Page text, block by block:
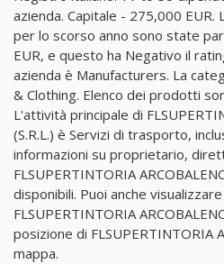
azienda. Capitale - 275,000 EUR.
per lo scorso anno sono state
EUR, e questo ha Negativo il
azienda è Manufacturers. La
& Clothing. Elenco dei prodotti
L'attività principale di
(S.R.L.) è Servizi di trasporto,
informazioni su proprietario,
FLSUPERTINTORIA
disponibili. Puoi anche
FLSUPERTINTORIA
posizione di FLSUPERTINTORIA
mappa.